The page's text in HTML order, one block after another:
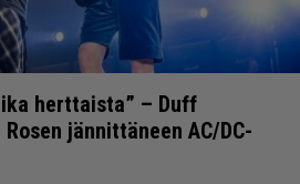
herttaista” – Duff
jännittäneen AC/DC-